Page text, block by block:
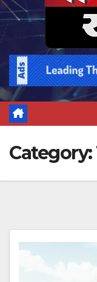
Category: